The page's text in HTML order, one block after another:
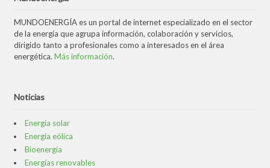
MUNDOENERGÍA es un portal de internet especializado en el sector
de la energía que agrupa información, colaboración y servicios,
dirigido tanto a profesionales como a interesados en el área
energética. Más información.
Noticias
Energía solar
Energía eólica
Bioenergía
Energías renovables